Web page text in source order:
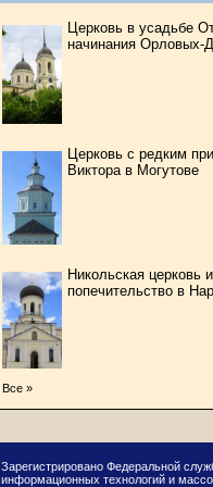
Церковь в усадьбе
начинания Орловых-
Церковь с редким
Виктора в Могутове
Никольская церковь
попечительство в
Все »
Зарегистрировано Федеральной
информационных технологий и